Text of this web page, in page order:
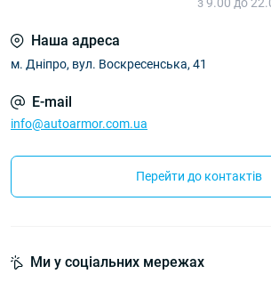
Наша адреса
м. Дніпро, вул. Воскресенська, 41
E-mail
info@autoarmor.com.ua
Перейти до контактів
Ми у соціальних мережах